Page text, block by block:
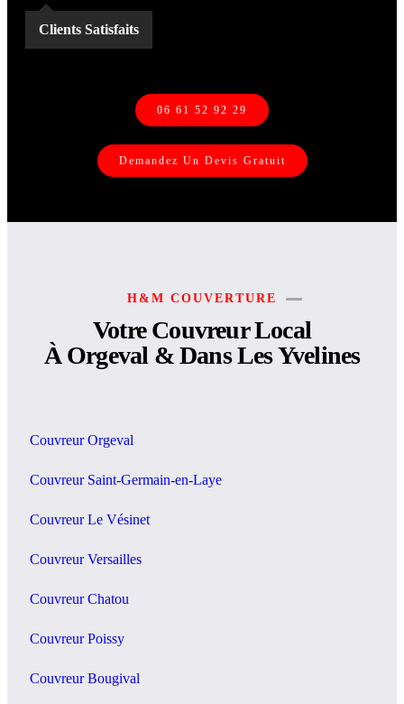
Clients Satisfaits
06 61 52 92 29
Demandez Un Devis Gratuit
H&M COUVERTURE
Votre Couvreur Local
À Orgeval & Dans Les Yvelines
Couvreur Orgeval
Couvreur Saint-Germain-en-Laye
Couvreur Le Vésinet
Couvreur Versailles
Couvreur Chatou
Couvreur Poissy
Couvreur Bougival